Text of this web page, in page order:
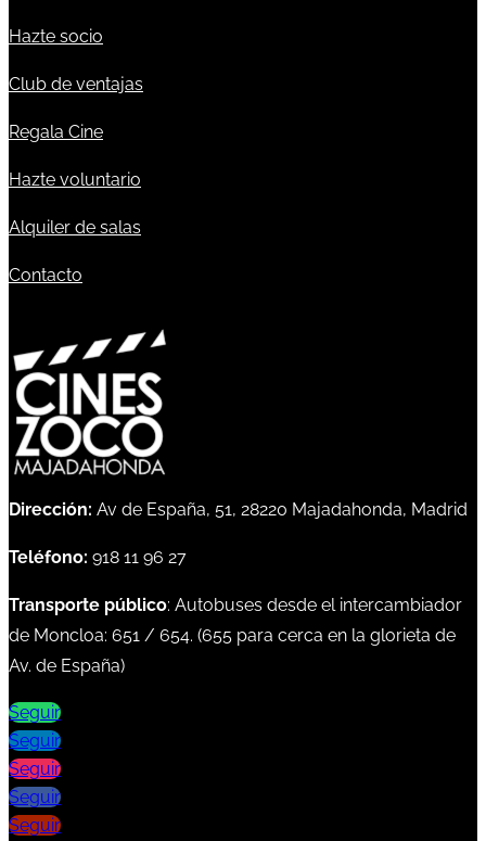
Hazte socio
Club de ventajas
Regala Cine
Hazte voluntario
Alquiler de salas
Contacto
Dirección: Av de España, 51, 28220 Majadahonda, Madrid
Teléfono: 918 11 96 27
Transporte público: Autobuses desde el intercambiador
de Moncloa: 651 / 654. (655 para cerca en la glorieta de
Av. de España)
Seguir
Seguir
Seguir
Seguir
Seguir